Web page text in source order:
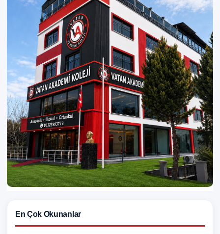
En Çok Okunanlar